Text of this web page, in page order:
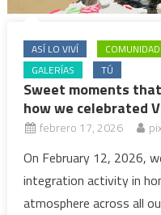
ASÍ LO VIVÍ COMUNIDAD
GALERÍAS
TÚ
Sweet moments
how we celebrated
febrero 17, 2026
On February 12, 2026,
integration activity in
atmosphere across all